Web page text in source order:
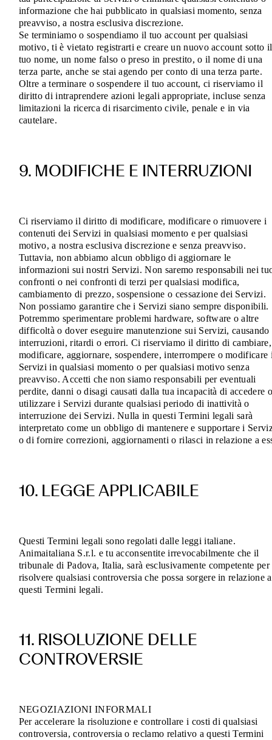
informazione che hai pubblicato in qualsiasi momento, senza
preavviso, a nostra esclusiva discrezione.
Se terminiamo o sospendiamo il tuo account per qualsiasi
motivo, ti è vietato registrarti e creare un nuovo account sotto il
tuo nome, un nome falso o preso in prestito, o il nome di una
terza parte, anche se stai agendo per conto di una terza parte.
Oltre a terminare o sospendere il tuo account, ci riserviamo il
diritto di intraprendere azioni legali appropriate, incluse senza
limitazioni la ricerca di risarcimento civile, penale e in via
cautelare.
9. MODIFICHE E INTERRUZIONI
Ci riserviamo il diritto di modificare, modificare o rimuovere i
contenuti dei Servizi in qualsiasi momento e per qualsiasi
motivo, a nostra esclusiva discrezione e senza preavviso.
Tuttavia, non abbiamo alcun obbligo di aggiornare le
informazioni sui nostri Servizi. Non saremo responsabili nei
confronti o nei confronti di terzi per qualsiasi modifica,
cambiamento di prezzo, sospensione o cessazione dei Servizi.
Non possiamo garantire che i Servizi siano sempre disponibili.
Potremmo sperimentare problemi hardware, software o altre
difficoltà o dover eseguire manutenzione sui Servizi, causando
interruzioni, ritardi o errori. Ci riserviamo il diritto di cambiare,
modificare, aggiornare, sospendere, interrompere o modificare
Servizi in qualsiasi momento o per qualsiasi motivo senza
preavviso. Accetti che non siamo responsabili per eventuali
perdite, danni o disagi causati dalla tua incapacità di accedere o
utilizzare i Servizi durante qualsiasi periodo di inattività o
interruzione dei Servizi. Nulla in questi Termini legali sarà
interpretato come un obbligo di mantenere e supportare i
o di fornire correzioni, aggiornamenti o rilasci in relazione a
10. LEGGE APPLICABILE
Questi Termini legali sono regolati dalle leggi italiane.
Animaitaliana S.r.l. e tu acconsentite irrevocabilmente che il
tribunale di Padova, Italia, sarà esclusivamente competente per
risolvere qualsiasi controversia che possa sorgere in relazione a
questi Termini legali.
11. RISOLUZIONE DELLE
CONTROVERSIE
NEGOZIAZIONI INFORMALI
Per accelerare la risoluzione e controllare i costi di qualsiasi
controversia, controversia o reclamo relativo a questi Termini